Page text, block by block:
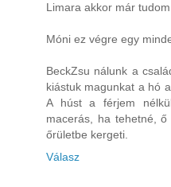
Limara akkor már
Móni ez végre egy
BeckZsu nálunk a
kiástuk magunkat a hó
A húst a férjem
macerás, ha tehetné,
őrületbe kergeti.
Válasz